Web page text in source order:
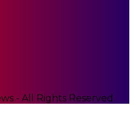
- All Rights Reserved